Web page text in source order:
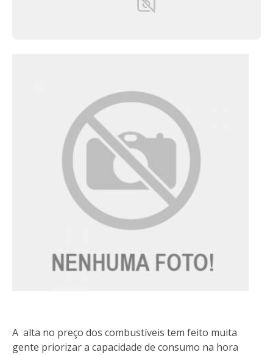
A alta no preço dos combustíveis tem feito muita
gente priorizar a capacidade de consumo na hora